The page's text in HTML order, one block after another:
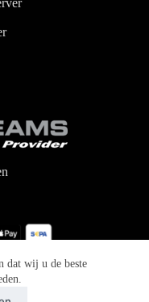
dat wij u de beste
streaming
| design: iNetActief